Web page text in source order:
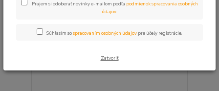
Najdrahšie
Zobrazujem 1-18 z 18
Prajem si odoberať novinky e-mailom podľa podmienok spracovania osobných
údajov.
Súhlasím sospracovaním osobných údajov pre účely registrácie.
Zatvoriť